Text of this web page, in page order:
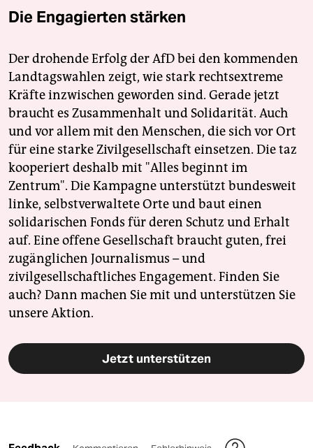
Die Engagierten stärken
Der drohende Erfolg der AfD bei den kommenden
Landtagswahlen zeigt, wie stark rechtsextreme
Kräfte inzwischen geworden sind. Gerade jetzt
braucht es Zusammenhalt und Solidarität. Auch
und vor allem mit den Menschen, die sich vor Ort
für eine starke Zivilgesellschaft einsetzen. Die taz
kooperiert deshalb mit "Alles beginnt im
Zentrum". Die Kampagne unterstützt bundesweit
linke, selbstverwaltete Orte und baut einen
solidarischen Fonds für deren Schutz und Erhalt
auf. Eine offene Gesellschaft braucht guten, frei
zugänglichen Journalismus – und
zivilgesellschaftliches Engagement. Finden Sie
auch? Dann machen Sie mit und unterstützen Sie
unsere Aktion.
Jetzt unterstützen